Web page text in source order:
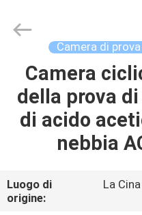
CASA
PRODOTTI
NOI
GROUP
LTD.
Camera di
Camera
della prova
di acido
nebbia
Luogo di
origine:
La Cina